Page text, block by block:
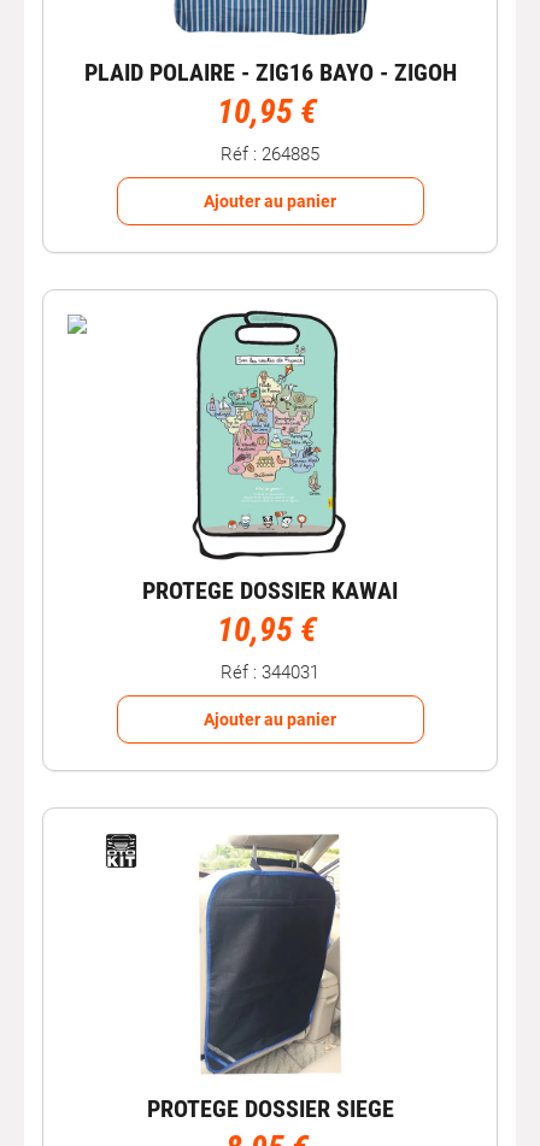
PLAID POLAIRE - ZIG16 BAYO - ZIGOH
10,95 €
Réf : 264885
Ajouter au panier
PROTEGE DOSSIER KAWAI
10,95 €
Réf : 344031
Ajouter au panier
PROTEGE DOSSIER SIEGE